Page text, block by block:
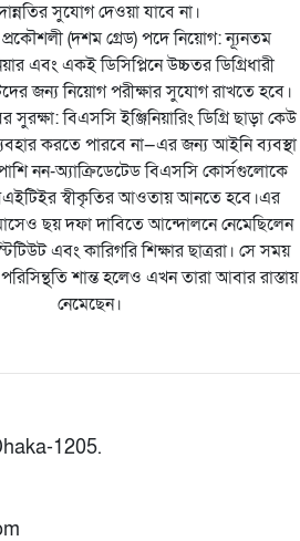
সুযোগ দেওয়া যাবে না।
(দশম গ্রেড) পদে নিয়োগ: ন্যূনতম
এবং একই ডিসিপ্লিনে উচ্চতর ডিগ্রিধারী
জন্য নিয়োগ পরীক্ষার সুযোগ রাখতে হবে।
বিএসসি ইঞ্জিনিয়ারিং ডিগ্রি ছাড়া কেউ
করতে পারবে না—এর জন্য আইনি ব্যবস্থা
নন-অ্যাক্রিডেটেড বিএসসি কোর্সগুলোকে
স্বীকৃতির আওতায় আনতে হবে।এর
ছয় দফা দাবিতে আন্দোলনে নেমেছিলেন
এবং কারিগরি শিক্ষার ছাত্ররা। সে সময়
শান্ত হলেও এখন তারা আবার রাস্তায়
নেমেছেন।
1205.